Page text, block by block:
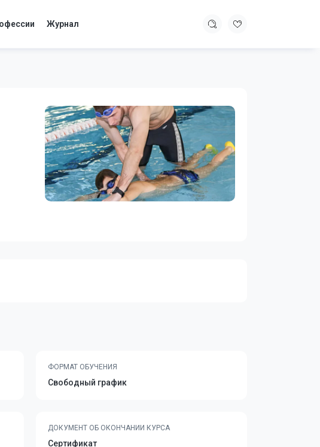
Журнал
ФОРМАТ ОБУЧЕНИЯ
Свободный график
ДОКУМЕНТ ОБ ОКОНЧАНИИ КУРСА
Сертификат